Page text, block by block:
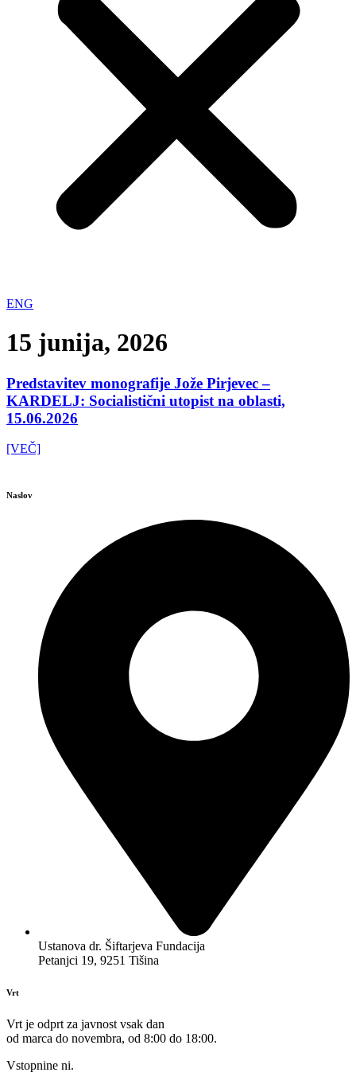
ENG
15 junija, 2026
Predstavitev monografije Jože Pirjevec –
KARDELJ: Socialistični utopist na oblasti,
15.06.2026
[VEČ]
Naslov
Ustanova dr. Šiftarjeva Fundacija
Petanjci 19, 9251 Tišina
Vrt
Vrt je odprt za javnost vsak dan
od marca do novembra, od 8:00 do 18:00.
Vstopnine ni.